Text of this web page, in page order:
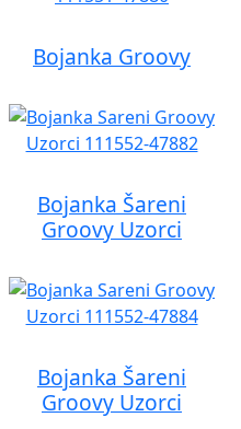
Bojanka Groovy
Bojanka Šareni
Groovy Uzorci
Bojanka Šareni
Groovy Uzorci